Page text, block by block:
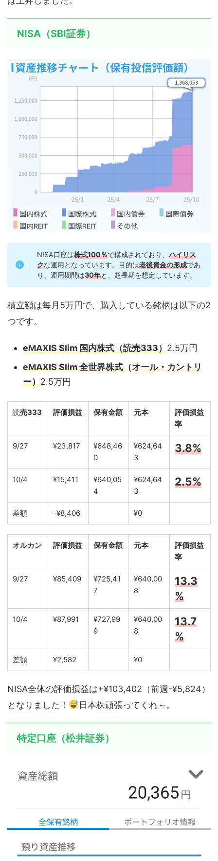
NISA（SBI証券）
NISA口座は株式100％で構成されており、ハイリス
クな運用となっています。目的は老後資金の形成であ
り、運用期間は30年と、超長期を想定しています。
積立額は毎月5万円で、購入している銘柄は以下の2
つです。
eMAXIS Slim 国内株式（読売333）2.5万円
eMAXIS Slim 全世界株式（オール・カントリ
ー）2.5万円
読売333 評価損益 保有金額 元本
評価損益
率
9/27 ¥23,817
¥648,46
0
¥624,64
3
3.8%
10/4 ¥15,411
¥640,05
4
¥624,64
3
2.5%
差額 -¥8,406 ¥0
オルカン 評価損益 保有金額 元本
評価損益
率
9/27 ¥85,409
¥725,41
7
¥640,00
8
13.3
%
10/4 ¥87,991
¥727,99
9
¥640,00
8
13.7
%
差額 ¥2,582 ¥0
NISA全体の評価損益は+¥103,402（前週-¥5,824）
となりました！
日本株頑張ってくれ～。
特定口座（松井証券）